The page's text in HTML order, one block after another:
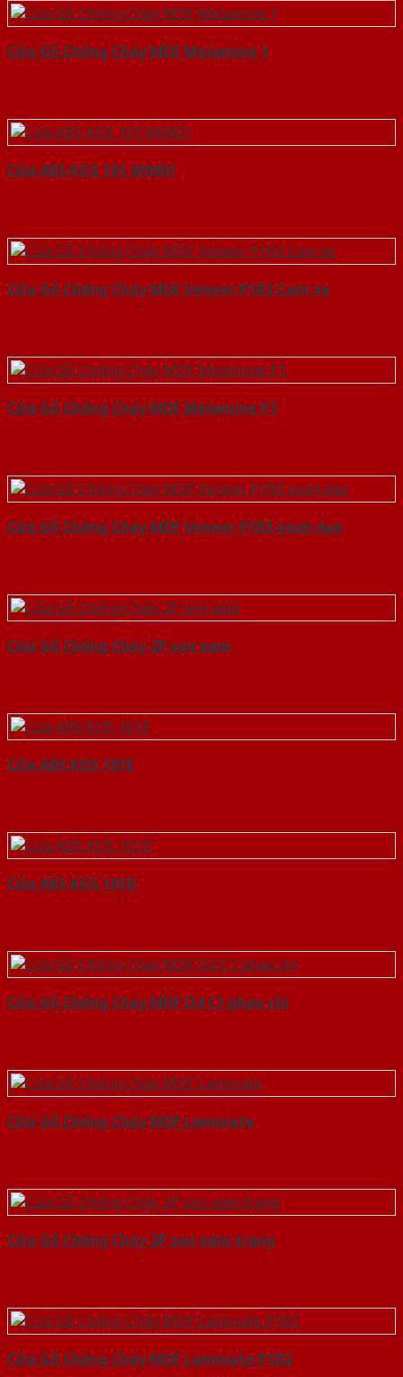
Cửa Gỗ Chống Cháy MDF Melamine 1
Cửa ABS KOS 101 W0901
Cửa Gỗ Chống Cháy MDF Veneer P1R2 Cam xe
Cửa Gỗ Chống Cháy MDF Melamine P1
Cửa Gỗ Chống Cháy MDF Veneer P1R5 xoan dao
Cửa Gỗ Chống Cháy 2P son xam
Cửa ABS KOS 101E
Cửa ABS KOS 101D
Cửa Gỗ Chống Cháy MDF O4 C1 phao chi
Cửa Gỗ Chống Cháy MDF Laminate
Cửa Gỗ Chống Cháy 2P son xam trang
Cửa Gỗ Chống Cháy MDF Laminate P1R2